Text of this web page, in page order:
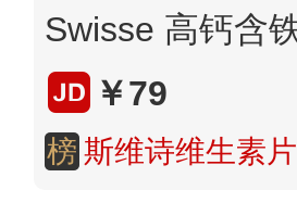
￥79
榜 斯维诗维生素片